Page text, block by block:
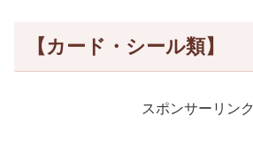
【カード・シール類】
スポンサーリンク